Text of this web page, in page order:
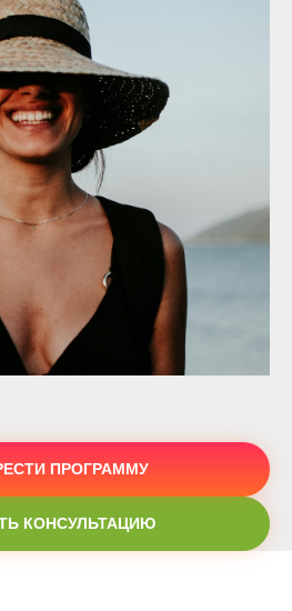
ПРОГРАММУ
КОНСУЛЬТАЦИЮ